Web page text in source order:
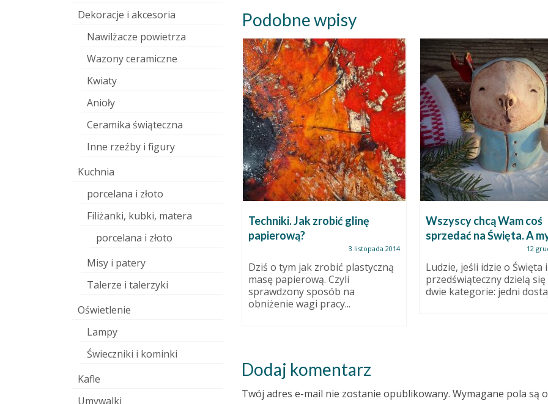
Podobne wpisy
Wrześniowa ceramika
artystyczna. Anioły
Techniki. Jak zrobić glinę
papierową?
3 listopada 2014
Dziś o tym jak zrobić plastyczną
masę papierową. Czyli
sprawdzony sposób na
obniżenie wagi pracy...
Wszyscy chcą Wam coś
sprzedać na Święta. A
12
Ludzie, jeśli idzie o Święta
przedświąteczny dzielą się
dwie kategorie: jedni
Dodaj komentarz
Twój adres e-mail nie zostanie opublikowany. Wymagane pola są
Dekoracje i akcesoria
Nawilżacze powietrza
Wazony ceramiczne
Kwiaty
Anioły
Ceramika świąteczna
Inne rzeźby i figury
Kuchnia
porcelana i złoto
Filiżanki, kubki, matera
porcelana i złoto
Misy i patery
Talerze i talerzyki
Oświetlenie
Lampy
Świeczniki i kominki
Kafle
Umywalki